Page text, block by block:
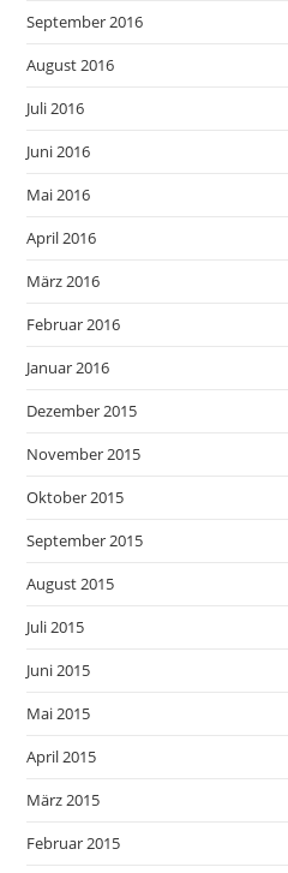
September 2016
August 2016
Juli 2016
Juni 2016
Mai 2016
April 2016
März 2016
Februar 2016
Januar 2016
Dezember 2015
November 2015
Oktober 2015
September 2015
August 2015
Juli 2015
Juni 2015
Mai 2015
April 2015
März 2015
Februar 2015